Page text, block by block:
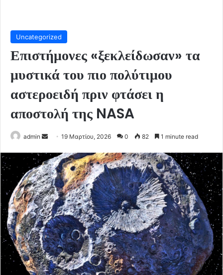
Uncategorized
Επιστήμονες «ξεκλείδωσαν» τα
μυστικά του πιο πολύτιμου
αστεροειδή πριν φτάσει η
αποστολή της NASA
admin
Send
email
19 Μαρτίου, 2026 0 82 1 minute read